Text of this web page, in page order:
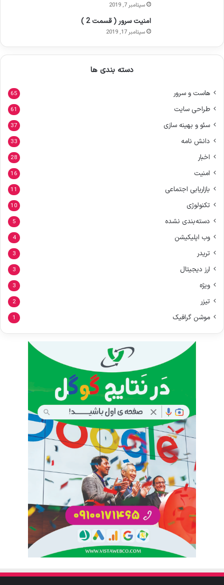
سپتامبر 7, 2019
امنیت سرور ( قسمت 2 )
سپتامبر 17, 2019
دسته بندی ها
هاست و سرور 65
طراحی سایت 61
سئو و بهینه سازی 37
دانش نامه 33
اخبار 28
امنیت 16
بازاریابی اجتماعی 11
تکنولوژی 10
دسته‌بندی نشده 5
وب اپلیکیشن 4
تریدر 3
ارز دیجیتال 3
ویژه 3
تیزر 2
موشن گرافیک 1